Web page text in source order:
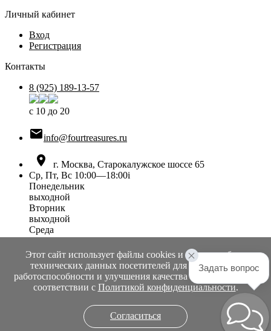
Этот сайт использует файлы cookies и сервисы сбора
технических данных посетителей для обеспечения
работоспособности и улучшения качества обслуживания в
соответствии с Политикой конфиденциальности.
Согласиться
Личный кабинет
Вход
Регистрация
Контакты
8 (925) 189-13-57
с 10 до 20
info@fourtreasures.ru

г. Москва, Старокалужское шоссе 65
Ср, Пт, Вс 10:00—18:00i
Понедельник
выходной
Вторник
выходной
Среда
10:00 — 18:00
Четверг
выходной
Пятница
10:00 — 18:00
10:00 — 18:00
Задать вопрос